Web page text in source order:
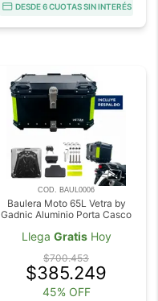
DESDE 6 CUOTAS SIN INTERÉS
COD. BAUL0006
Baulera Moto 65L Vetra by
Gadnic Aluminio Porta Casco
Llega GratisHoy
$700.453
$385.249
45% OFF